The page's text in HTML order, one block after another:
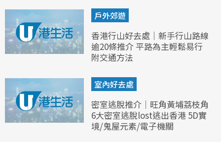
戶外郊遊
香港行山好去處｜新手行山路線
逾20條推介 平路為主輕鬆易行
附交通方法
室內好去處
密室逃脫推介｜旺角黃埔荔枝角
6大密室逃脫lost逃出香港 5D實
境/鬼屋元素/電子機關